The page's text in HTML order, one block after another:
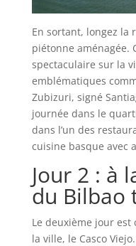
En sortant, longez la
piétonne aménagée.
spectaculaire sur la
emblématiques
Zubizuri, signé
journée dans le
dans l’un des
cuisine basque avec
Jour 2 : à
du Bilbao
Le deuxième jour
la ville, le Casco